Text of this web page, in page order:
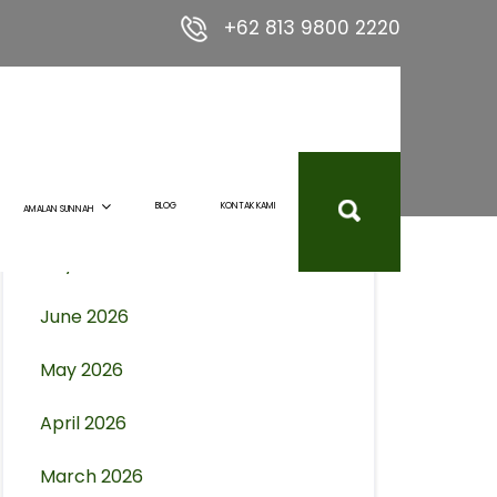
+62 813 9800 2220
AMALAN SUNNAH BLOG KONTAK KAMI
August 2026
June 2026
May 2026
April 2026
March 2026